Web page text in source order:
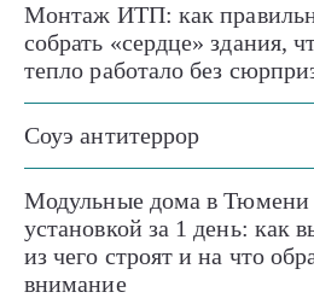
Монтаж ИТП: как
собрать «сердце» здания,
тепло работало без
Соуэ антитеррор
Модульные дома в Тюмени
установкой за 1 день: как
из чего строят и на что
внимание